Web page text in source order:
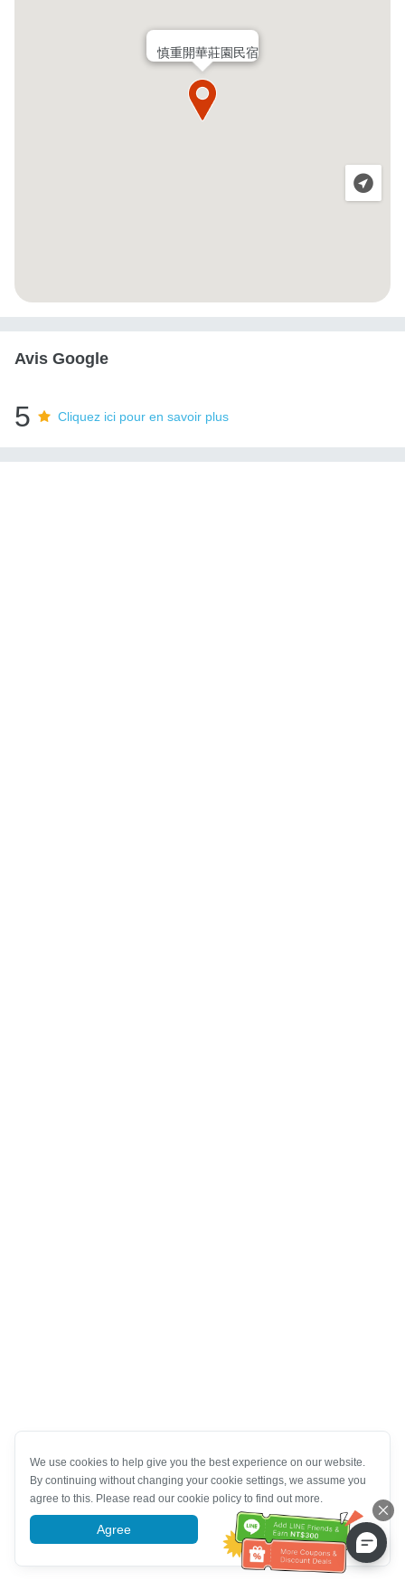
慎重開華莊園民宿
Avis Google
5 Cliquez ici pour en savoir plus
We use cookies to help give you the best experience on our website.
By continuing without changing your cookie settings, we assume you
agree to this. Please read our cookie policy to find out more.
Agree More information